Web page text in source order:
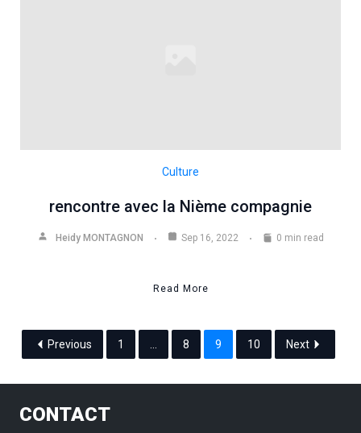
Culture
rencontre avec la Nième compagnie
Heidy MONTAGNON Sep 16, 2022 0 min read
Read More
Previous 1 … 8 9 10 Next
CONTACT